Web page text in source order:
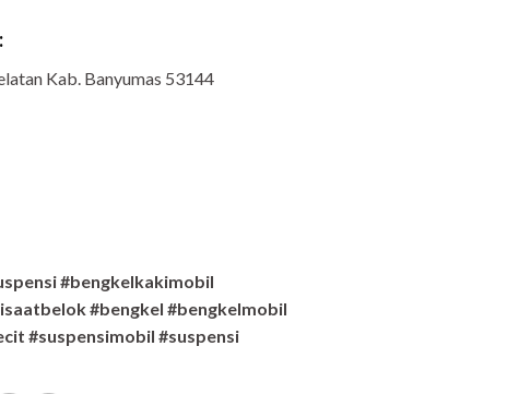
Kab. Banyumas 53144
#bengkelkakimobil
#bengkel #bengkelmobil
#suspensimobil #suspensi